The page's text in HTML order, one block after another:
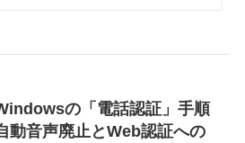
の「電話認証」手順
動音声廃止とWeb認証への